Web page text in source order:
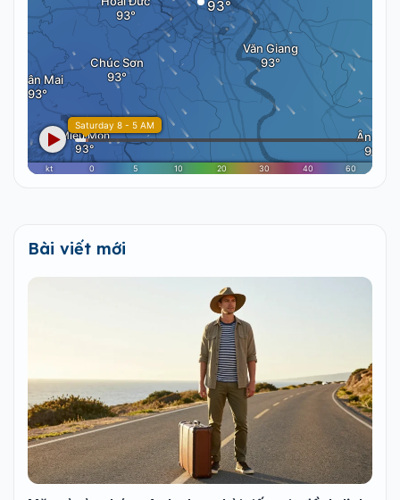
Bài viết mới